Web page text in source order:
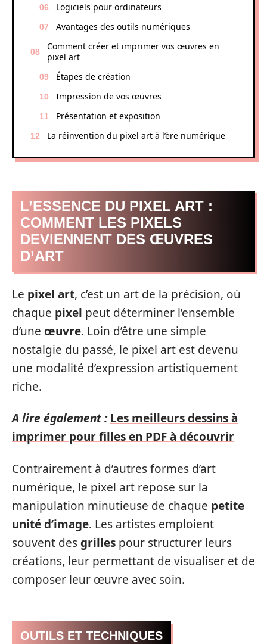
Logiciels pour ordinateurs
Avantages des outils numériques
Comment créer et imprimer vos œuvres en
pixel art
Étapes de création
Impression de vos œuvres
Présentation et exposition
La réinvention du pixel art à l’ère numérique
L’ESSENCE DU PIXEL ART :
COMMENT LES PIXELS
DEVIENNENT DES ŒUVRES
D’ART
Le pixel art, c’est un art de la précision, où
chaque pixel peut déterminer l’ensemble
d’une œuvre. Loin d’être une simple
nostalgie du passé, le pixel art est devenu
une modalité d’expression artistiquement
riche.
A lire également : Les meilleurs dessins à
imprimer pour filles en PDF à découvrir
Contrairement à d’autres formes d’art
numérique, le pixel art repose sur la
manipulation minutieuse de chaque petite
unité d’image. Les artistes emploient
souvent desgrilles pour structurer leurs
créations, leur permettant de visualiser et de
composer leur œuvre avec soin.
OUTILS ET TECHNIQUES